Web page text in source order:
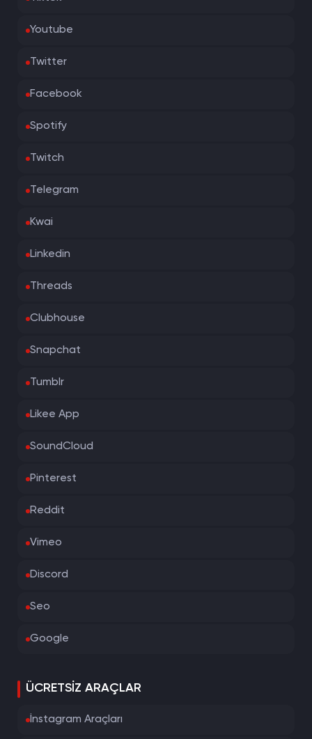
Youtube
Twitter
Facebook
Spotify
Twitch
Telegram
Kwai
Linkedin
Threads
Clubhouse
Snapchat
Tumblr
Likee App
SoundCloud
Pinterest
Reddit
Vimeo
Discord
Seo
Google
ÜCRETSIZ ARAÇLAR
İnstagram Araçları